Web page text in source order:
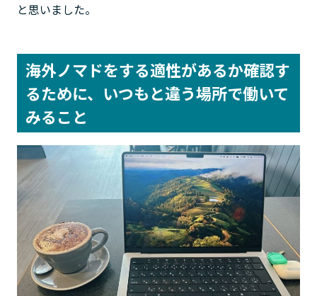
と思いました。
海外ノマドをする適性があるか確認す
るために、いつもと違う場所で働いて
みること